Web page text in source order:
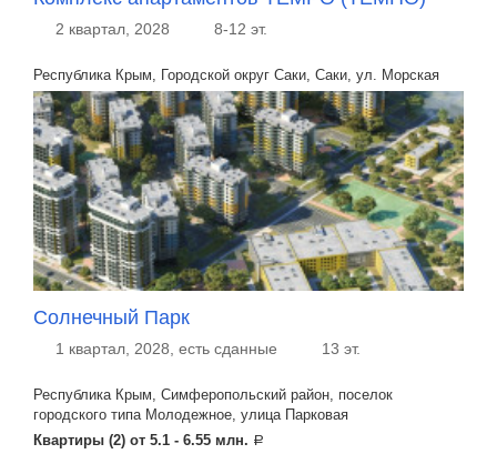
2 квартал, 2028 8-12 эт.
Республика Крым, Городской округ Саки, Саки, ул. Морская
Солнечный Парк
1 квартал, 2028, есть сданные 13 эт.
Республика Крым, Симферопольский район, поселок
городского типа Молодежное, улица Парковая
Квартиры (2) от 5.1 - 6.55 млн. a